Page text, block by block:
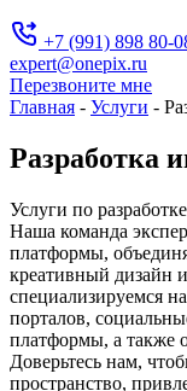
+7 (991) 898 80-
expert@onepix.ru
Перезвоните мне
Главная - Услуги -
Разработка
Услуги по
Наша команда
платформы,
креативный
специализируемся
порталов,
платформы, а также
Доверьтесь нам,
пространство,